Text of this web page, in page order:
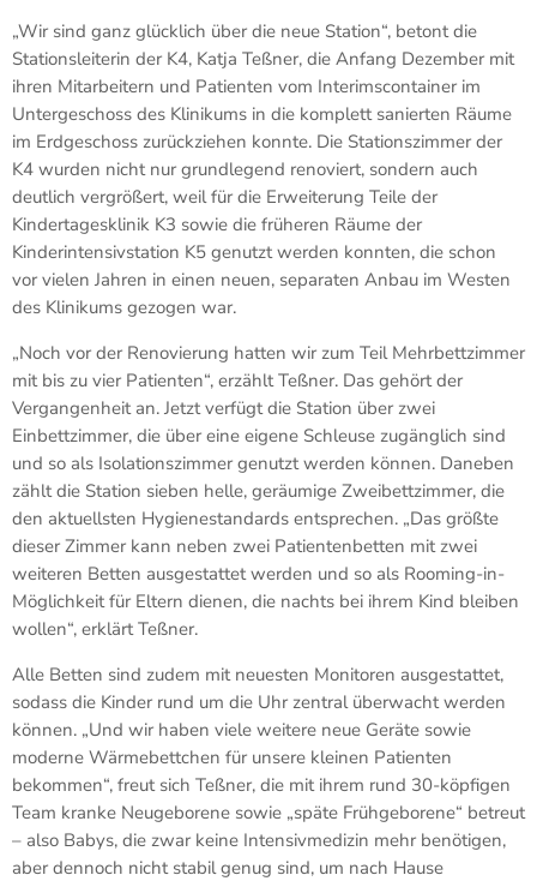
„Wir sind ganz glücklich über die neue Station“, betont die
Stationsleiterin der K4, Katja Teßner, die Anfang Dezember mit
ihren Mitarbeitern und Patienten vom Interimscontainer im
Untergeschoss des Klinikums in die komplett sanierten Räume
im Erdgeschoss zurückziehen konnte. Die Stationszimmer der
K4 wurden nicht nur grundlegend renoviert, sondern auch
deutlich vergrößert, weil für die Erweiterung Teile der
Kindertagesklinik K3 sowie die früheren Räume der
Kinderintensivstation K5 genutzt werden konnten, die schon
vor vielen Jahren in einen neuen, separaten Anbau im Westen
des Klinikums gezogen war.
„Noch vor der Renovierung hatten wir zum Teil Mehrbettzimmer
mit bis zu vier Patienten“, erzählt Teßner. Das gehört der
Vergangenheit an. Jetzt verfügt die Station über zwei
Einbettzimmer, die über eine eigene Schleuse zugänglich sind
und so als Isolationszimmer genutzt werden können. Daneben
zählt die Station sieben helle, geräumige Zweibettzimmer, die
den aktuellsten Hygienestandards entsprechen. „Das größte
dieser Zimmer kann neben zwei Patientenbetten mit zwei
weiteren Betten ausgestattet werden und so als Rooming-in-
Möglichkeit für Eltern dienen, die nachts bei ihrem Kind bleiben
wollen“, erklärt Teßner.
Alle Betten sind zudem mit neuesten Monitoren ausgestattet,
sodass die Kinder rund um die Uhr zentral überwacht werden
können. „Und wir haben viele weitere neue Geräte sowie
moderne Wärmebettchen für unsere kleinen Patienten
bekommen“, freut sich Teßner, die mit ihrem rund 30-köpfigen
Team kranke Neugeborene sowie „späte Frühgeborene“ betreut
– also Babys, die zwar keine Intensivmedizin mehr benötigen,
aber dennoch nicht stabil genug sind, um nach Hause